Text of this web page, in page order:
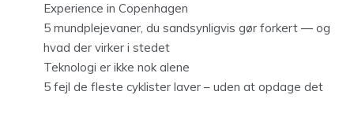
Experience in Copenhagen
5 mundplejevaner, du sandsynligvis gør forkert — og
hvad der virker i stedet
Teknologi er ikke nok alene
5 fejl de fleste cyklister laver – uden at opdage det